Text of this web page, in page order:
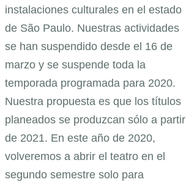
instalaciones culturales en el estado
de São Paulo. Nuestras actividades
se han suspendido desde el 16 de
marzo y se suspende toda la
temporada programada para 2020.
Nuestra propuesta es que los títulos
planeados se produzcan sólo a partir
de 2021. En este año de 2020,
volveremos a abrir el teatro en el
segundo semestre solo para